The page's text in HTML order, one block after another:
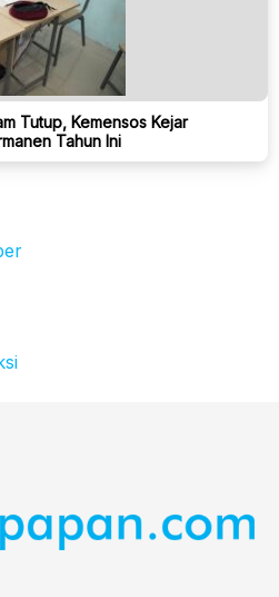
Tutup, Kemensos Kejar
Tahun Ini